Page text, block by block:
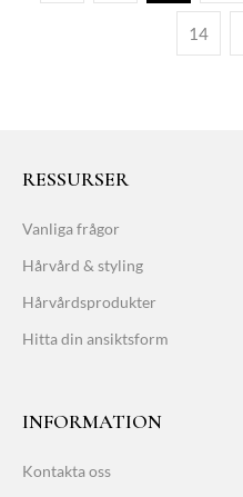
14
RESSURSER
Vanliga frågor
Hårvård & styling
Hårvårdsprodukter
Hitta din ansiktsform
INFORMATION
Kontakta oss